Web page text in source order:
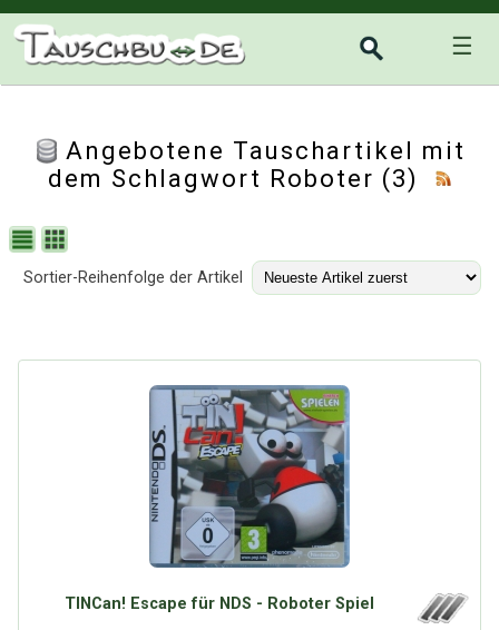
☰
Angebotene Tauschartikel mit
dem Schlagwort Roboter (3)
Sortier-Reihenfolge der Artikel
TINCan! Escape für NDS - Roboter Spiel